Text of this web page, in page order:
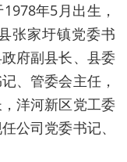
年5月出生，
张家圩镇党委书
府副县长、县委
、管委会主任，
洋河新区党工委
公司党委书记、